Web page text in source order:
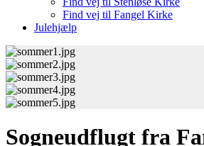
Find vej til Fangel Kirke
Julehjælp
Sogneudflugt fra